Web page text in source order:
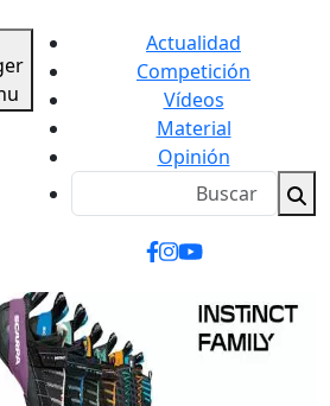
Actualidad
Competición
Vídeos
Material
Opinión